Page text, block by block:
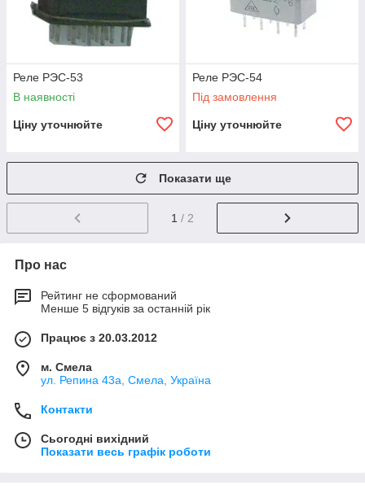
Реле РЭС-53
В наявності
Ціну уточнюйте
Реле РЭС-54
Під замовлення
Ціну уточнюйте
Показати ще
1 / 2
Про нас
Рейтинг не сформований
Менше 5 відгуків за останній рік
Працює з 20.03.2012
м. Смела
ул. Репина 43а, Смела, Україна
Контакти
Сьогодні вихідний
Показати весь графік роботи